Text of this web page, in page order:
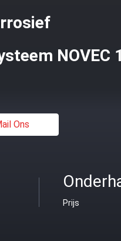
NOVEC
Ons
Prijs